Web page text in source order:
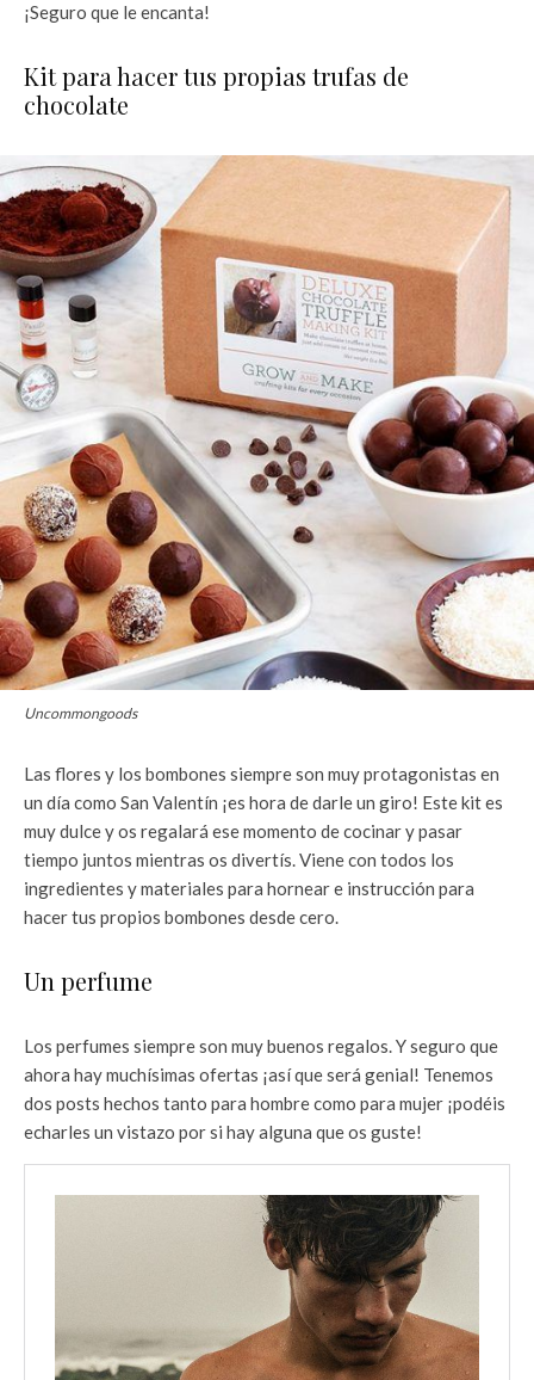
¡Seguro que le encanta!
Kit para hacer tus propias trufas de
chocolate
Uncommongoods
Las flores y los bombones siempre son muy protagonistas en
un día como San Valentín ¡es hora de darle un giro! Este kit es
muy dulce y os regalará ese momento de cocinar y pasar
tiempo juntos mientras os divertís. Viene con todos los
ingredientes y materiales para hornear e instrucción para
hacer tus propios bombones desde cero.
Un perfume
Los perfumes siempre son muy buenos regalos. Y seguro que
ahora hay muchísimas ofertas ¡así que será genial! Tenemos
dos posts hechos tanto para hombre como para mujer ¡podéis
echarles un vistazo por si hay alguna que os guste!